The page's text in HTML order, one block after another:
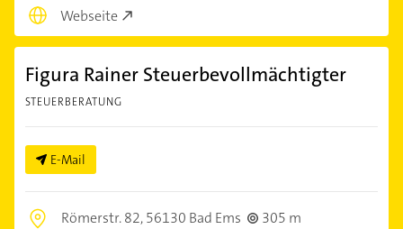
Webseite
Figura Rainer Steuerbevollmächtigter
STEUERBERATUNG
E-Mail
Römerstr. 82,56130 Bad Ems
305 m